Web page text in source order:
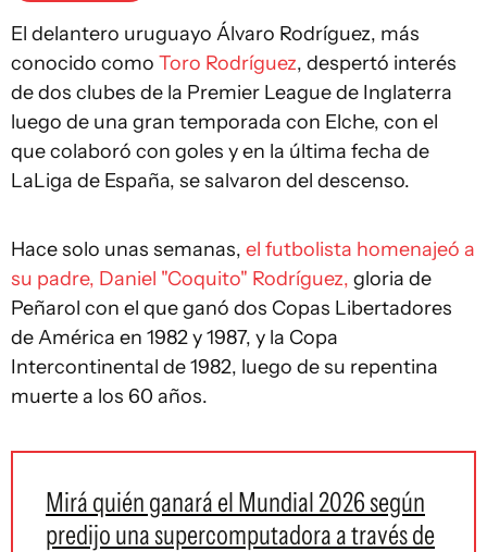
El delantero uruguayo Álvaro Rodríguez, más
conocido como Toro Rodríguez, despertó interés
de dos clubes de la Premier League de Inglaterra
luego de una gran temporada con Elche, con el
que colaboró con goles y en la última fecha de
LaLiga de España, se salvaron del descenso.
Hace solo unas semanas, el futbolista homenajeó a
su padre, Daniel "Coquito" Rodríguez, gloria de
Peñarol con el que ganó dos Copas Libertadores
de América en 1982 y 1987, y la Copa
Intercontinental de 1982, luego de su repentina
muerte a los 60 años.
Mirá quién ganará el Mundial 2026 según
predijo una supercomputadora a través de